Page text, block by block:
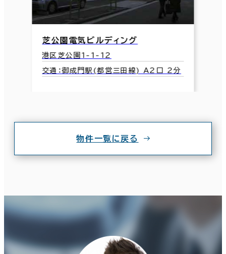
芝公園電気ビルディング
港区芝公園1-1-12
交通：御成門駅(都営三田線) A2口 2分
物件一覧に戻る